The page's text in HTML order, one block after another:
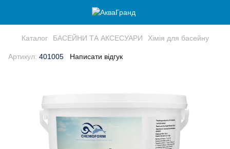
Каталог БАСЕЙНИ ТА АКСЕСУАРИ Хімія для басейну
Артикул: 401005 Написати відгук